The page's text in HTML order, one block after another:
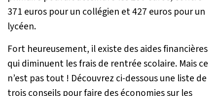
371 euros pour un collégien et 427 euros pour un
lycéen.
Fort heureusement, il existe des aides financières
qui diminuent les frais de rentrée scolaire. Mais ce
n’est pas tout ! Découvrez ci-dessous une liste de